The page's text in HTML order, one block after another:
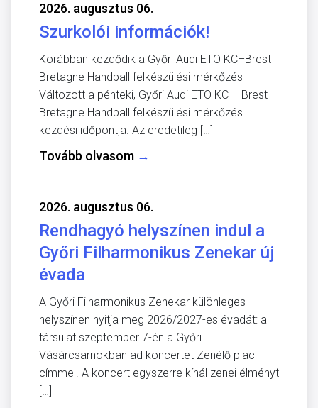
2026. augusztus 06.
Szurkolói információk!
Korábban kezdődik a Győri Audi ETO KC–Brest
Bretagne Handball felkészülési mérkőzés
Változott a pénteki, Győri Audi ETO KC – Brest
Bretagne Handball felkészülési mérkőzés
kezdési időpontja. Az eredetileg […]
Tovább olvasom →
2026. augusztus 06.
Rendhagyó helyszínen indul a
Győri Filharmonikus Zenekar új
évada
A Győri Filharmonikus Zenekar különleges
helyszínen nyitja meg 2026/2027-es évadát: a
társulat szeptember 7-én a Győri
Vásárcsarnokban ad koncertet Zenélő piac
címmel. A koncert egyszerre kínál zenei élményt
[…]